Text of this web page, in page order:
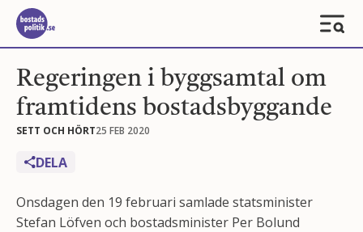
Regeringen i byggsamtal om
framtidens bostadsbyggande
SETT OCH HÖRT25 FEB 2020
DELA
Onsdagen den 19 februari samlade statsminister
Stefan Löfven och bostadsminister Per Bolund